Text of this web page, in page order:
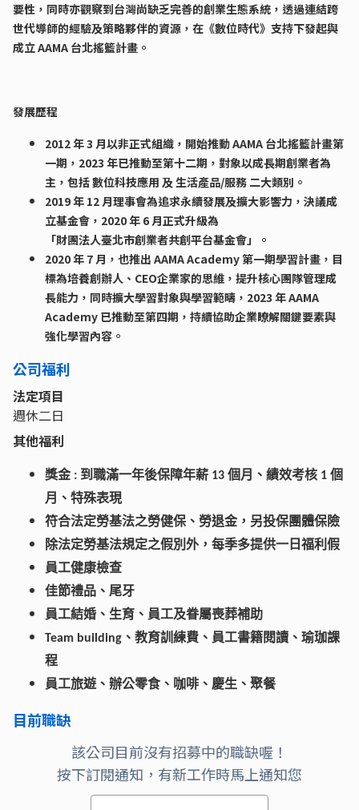
要性，同時亦觀察到台灣尚缺乏完善的創業生態系統，透過連結跨
世代導師的經驗及策略夥伴的資源，在《數位時代》支持下發起與
成立 AAMA 台北搖籃計畫。
發展歷程
2012 年 3 月以非正式組織，開始推動 AAMA 台北搖籃計畫第
一期，2023 年已推動至第十二期，對象以成長期創業者為
主，包括 數位科技應用 及 生活產品/服務 二大類別。
2019 年 12 月理事會為追求永續發展及擴大影響力，決議成
立基金會，2020 年 6 月正式升級為
「財團法人臺北市創業者共創平台基金會」。
2020 年 7 月，也推出 AAMA Academy 第一期學習計畫，目
標為培養創辦人、CEO企業家的思維，提升核心團隊管理成
長能力，同時擴大學習對象與學習範疇，2023 年 AAMA
Academy 已推動至第四期，持續協助企業瞭解關鍵要素與
強化學習內容。
公司福利
法定項目
週休二日
其他福利
獎金 : 到職滿一年後保障年薪 13 個月、績效考核 1 個
月、特殊表現
符合法定勞基法之勞健保、勞退金，另投保團體保險
除法定勞基法規定之假別外，每季多提供一日福利假
員工健康檢查
佳節禮品、尾牙
員工結婚、生育、員工及眷屬喪葬補助
Team building 、教育訓練費、員工書籍閱讀、瑜珈課
程
員工旅遊、 辦公零食、咖啡、慶生、聚餐
目前職缺
該公司目前沒有招募中的職缺喔！
按下訂閱通知，有新工作時馬上通知您